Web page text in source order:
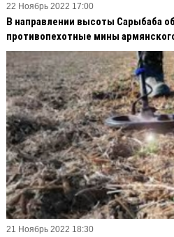
22 Ноябрь 2022 17:00
В направлении высоты Сарыбаба
противопехотные мины
21 Ноябрь 2022 18:30